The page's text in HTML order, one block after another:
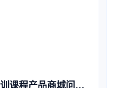
课程产品商城问答